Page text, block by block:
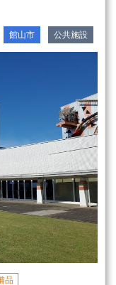
館山市 公共施設
品